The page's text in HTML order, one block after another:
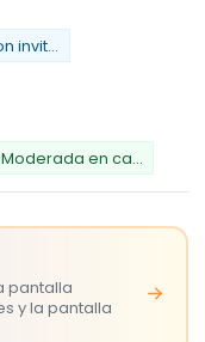
Comida con invitados
Moderada en carbohidratos
pantalla
y la pantalla